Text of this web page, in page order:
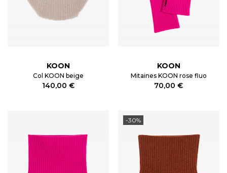
KOON
Col KOON beige
140,00 €
KOON
Mitaines KOON rose fluo
70,00 €
-30%